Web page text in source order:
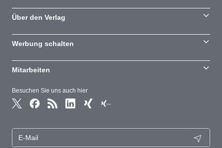
Besuchen Sie uns auch hier
Über den Verlag
Werbung schalten
Mitarbeiten